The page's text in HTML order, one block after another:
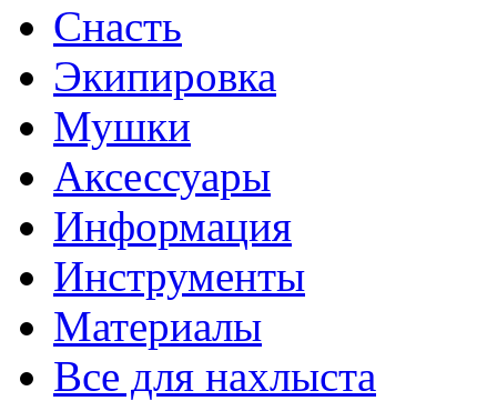
Снасть
Экипировка
Мушки
Аксессуары
Информация
Инструменты
Материалы
Все для нахлыста